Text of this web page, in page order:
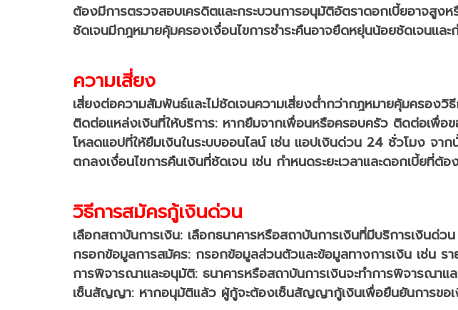
ต้องมีการตรวจสอบเครดิตและกระบวนการอนุมัติอัตราดอกเบี้ยอาจสูงห
ชัดเจนมีกฎหมายคุ้มครองเงื่อนไขการชำระคืนอาจยืดหยุ่นน้อยชัดเจนและ
ความเสี่ยง
เสี่ยงต่อความสัมพันธ์และไม่ชัดเจนความเสี่ยงต่ำกว่ากฎหมายคุ้มครองวิ
ติดต่อแหล่งเงินที่ให้บริการ: หากยืมจากเพื่อนหรือครอบครัว ติดต่อเพื่อข
โหลดแอปที่ให้ยืมเงินในระบบออนไลน์ เช่น แอปเงินด่วน 24 ชั่วโมง จา
ตกลงเงื่อนไขการคืนเงินที่ชัดเจน เช่น กำหนดระยะเวลาและดอกเบี้ยที่ต้อ
วิธีการสมัครกู้เงินด่วน
เลือกสถาบันการเงิน: เลือกธนาคารหรือสถาบันการเงินที่มีบริการเงินด่
กรอกข้อมูลการสมัคร: กรอกข้อมูลส่วนตัวและข้อมูลทางการเงิน เช่น ร
การพิจารณาและอนุมัติ: ธนาคารหรือสถาบันการเงินจะทำการพิจารณาแ
เซ็นสัญญา: หากอนุมัติแล้ว ผู้กู้จะต้องเซ็นสัญญากู้เงินเพื่อยืนยันการขอ